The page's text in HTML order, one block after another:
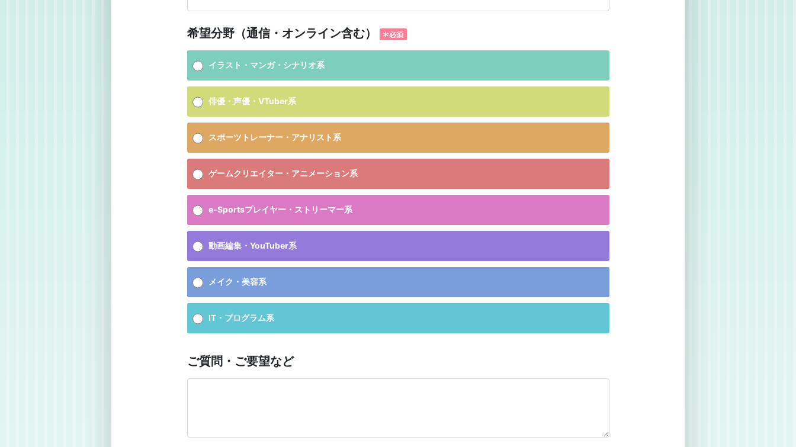
希望分野（通信・オンライン含む）
イラスト・マンガ・シナリオ系
俳優・声優・VTuber系
スポーツトレーナー・アナリスト系
ゲームクリエイター・アニメーション系
e-Sportsプレイヤー・ストリーマー系
動画編集・YouTuber系
メイク・美容系
IT・プログラム系
ご質問・ご要望など